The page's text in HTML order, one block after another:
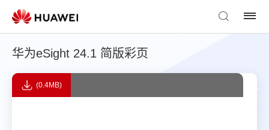
华为eSight 24.1 简版彩页
(0.4MB)